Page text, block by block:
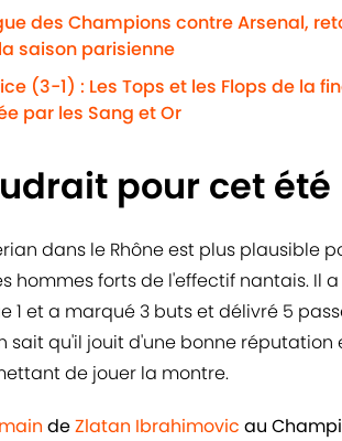
des Champions contre Arsenal,
saison parisienne
(3-1) : Les Tops et les Flops de la
par les Sang et Or
pour cet été
dans le Rhône est plus plausible
hommes forts de l'effectif nantais. Il
1 et a marqué 3 buts et délivré 5
sait qu'il jouit d'une bonne réputation
de jouer la montre.
deZlatan Ibrahimovic au